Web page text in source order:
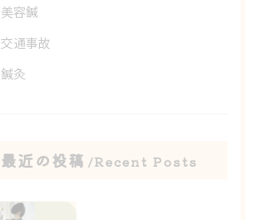
美容鍼
交通事故
鍼灸
最近の投稿 Recent Posts